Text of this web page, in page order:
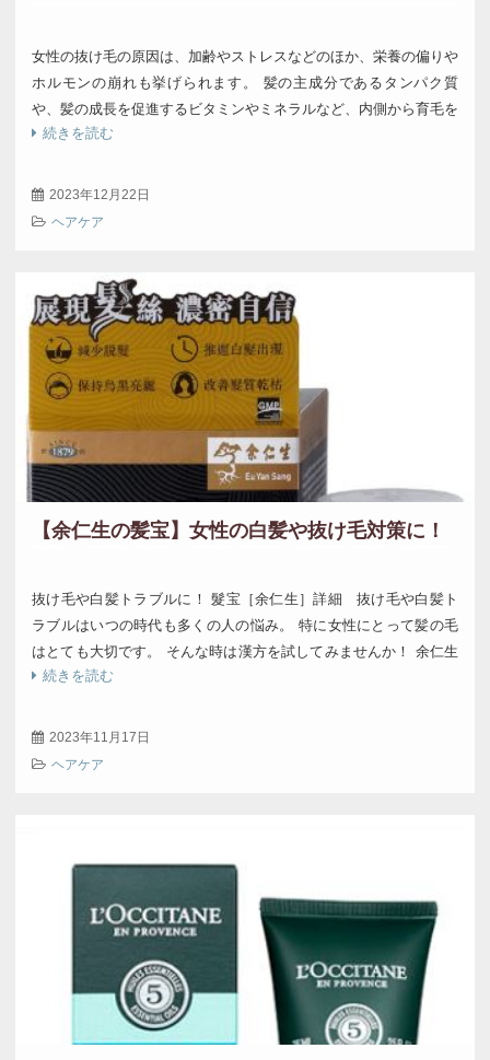
女性の抜け毛の原因は、加齢やストレスなどのほか、栄養の偏りや
ホルモンの崩れも挙げられます。 髪の主成分であるタンパク質
や、髪の成長を促進するビタミンやミネラルなど、内側から育毛を
サポートする栄養素を積極的に摂りましょう。 […]
続きを読む
2023年12月22日
ヘアケア
【余仁生の髪宝】女性の白髪や抜け毛対策に！
抜け毛や白髪トラブルに！ 髮宝［余仁生］詳細 抜け毛や白髪ト
ラブルはいつの時代も多くの人の悩み。 特に女性にとって髪の毛
はとても大切です。 そんな時は漢方を試してみませんか！ 余仁生
の天然成分が抜け毛や白髪 […]
続きを読む
2023年11月17日
ヘアケア